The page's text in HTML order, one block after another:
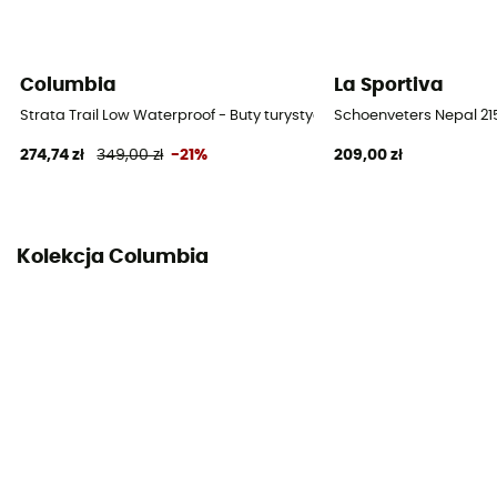
Ochrona
OmniTech™
Columbia
Strata Trail Low Waterproof - Buty turystyczne damskie
274,74 zł 349,00 zł -21%
La Sportiva
Schoenveters Nepal
209,00 zł
Kolekcja Columbia